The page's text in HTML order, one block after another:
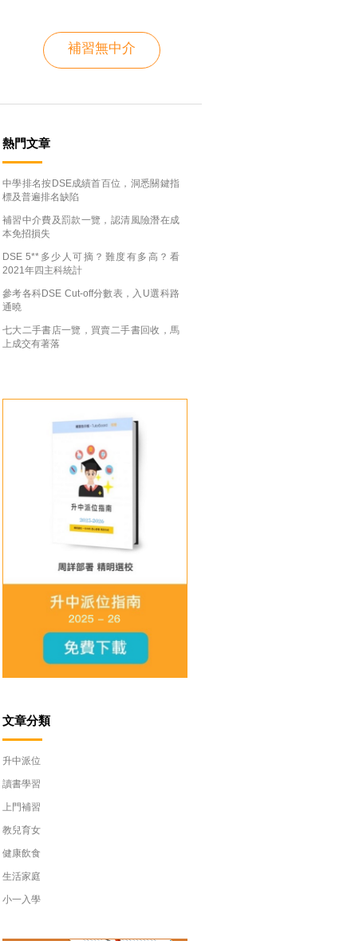
補習無中介
熱門文章
中學排名按DSE成績首百位，洞悉關鍵指
標及普遍排名缺陷
補習中介費及罰款一覽，認清風險潛在成
本免招損失
DSE 5**多少人可摘？難度有多高？看
2021年四主科統計
參考各科DSE Cut-off分數表，入U選科路
通曉
七大二手書店一覽，買賣二手書回收，馬
上成交有著落
文章分類
升中派位
讀書學習
上門補習
教兒育女
健康飲食
生活家庭
小一入學